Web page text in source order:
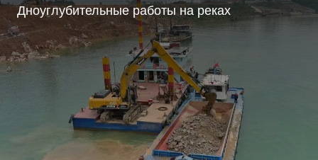
Дноуглубительные работы на реках